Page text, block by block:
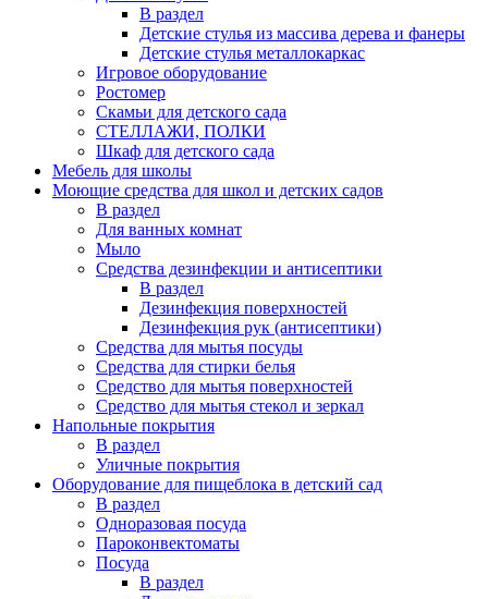
В раздел
Детские стулья из массива дерева и фанеры
Детские стулья металлокаркас
Игровое оборудование
Ростомер
Скамьи для детского сада
СТЕЛЛАЖИ, ПОЛКИ
Шкаф для детского сада
Мебель для школы
Моющие средства для школ и детских садов
В раздел
Для ванных комнат
Мыло
Средства дезинфекции и антисептики
В раздел
Дезинфекция поверхностей
Дезинфекция рук (антисептики)
Средства для мытья посуды
Средства для стирки белья
Средство для мытья поверхностей
Средство для мытья стекол и зеркал
Напольные покрытия
В раздел
Уличные покрытия
Оборудование для пищеблока в детский сад
В раздел
Одноразовая посуда
Пароконвектоматы
Посуда
В раздел